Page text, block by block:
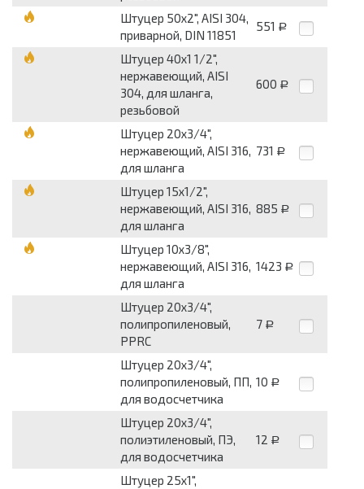
Штуцер 50х2", AISI 304,
приварной, DIN 11851
551 Р
Штуцер 40х1 1/2",
нержавеющий, AISI
304, для шланга,
резьбовой
600 Р
Штуцер 20х3/4",
нержавеющий, AISI 316,
для шланга
731 Р
Штуцер 15х1/2",
нержавеющий, AISI 316,
для шланга
885 Р
Штуцер 10х3/8",
нержавеющий, AISI 316,
для шланга
1423 Р
Штуцер 20х3/4",
полипропиленовый,
PPRC
7 Р
Штуцер 20х3/4",
полипропиленовый, ПП,
для водосчетчика
10 Р
Штуцер 20х3/4",
полиэтиленовый, ПЭ,
для водосчетчика
12 Р
Штуцер 25х1",